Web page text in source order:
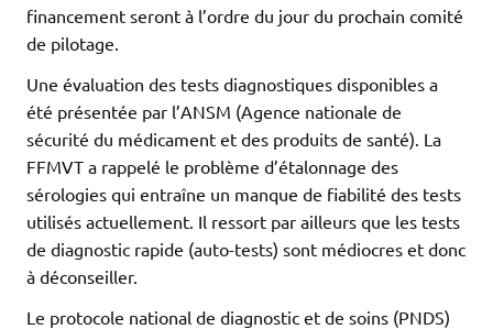
financement seront à l’ordre du jour du prochain comité
de pilotage.
Une évaluation des tests diagnostiques disponibles a
été présentée par l’ANSM (Agence nationale de
sécurité du médicament et des produits de santé). La
FFMVT a rappelé le problème d’étalonnage des
sérologies qui entraîne un manque de fiabilité des tests
utilisés actuellement. Il ressort par ailleurs que les tests
de diagnostic rapide (auto-tests) sont médiocres et donc
à déconseiller.
Le protocole national de diagnostic et de soins (PNDS)